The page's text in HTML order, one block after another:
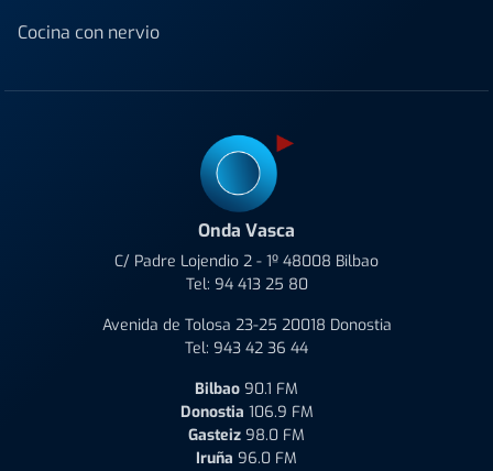
Cocina con nervio
Onda Vasca
C/ Padre Lojendio 2 - 1º 48008 Bilbao
Tel: 94 413 25 80
Avenida de Tolosa 23-25 20018 Donostia
Tel: 943 42 36 44
Bilbao 90.1 FM
Donostia 106.9 FM
Gasteiz 98.0 FM
Iruña 96.0 FM